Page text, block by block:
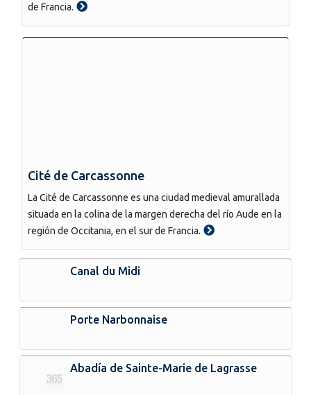
de Francia.
Cité de Carcassonne
La Cité de Carcassonne es una ciudad medieval amurallada
situada en la colina de la margen derecha del río Aude en la
región de Occitania, en el sur de Francia.
Canal du Midi
Porte Narbonnaise
Abadía de Sainte-Marie de Lagrasse